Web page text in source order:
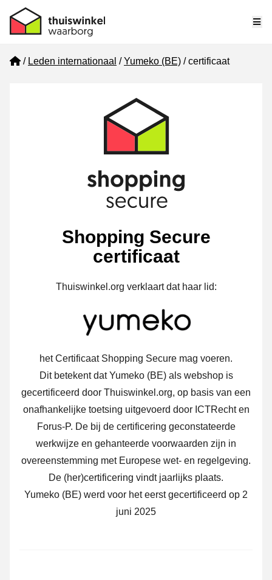
Home
Leden internationaal Yumeko (BE) certificaat
Shopping Secure
certificaat
Thuiswinkel.org verklaart dat haar lid:
het Certificaat Shopping Secure mag voeren.
Dit betekent dat Yumeko (BE) als webshop is
gecertificeerd door Thuiswinkel.org, op basis van een
onafhankelijke toetsing uitgevoerd door ICTRecht en
Forus-P. De bij de certificering geconstateerde
werkwijze en gehanteerde voorwaarden zijn in
overeenstemming met Europese wet- en regelgeving.
De (her)certificering vindt jaarlijks plaats.
Yumeko (BE) werd voor het eerst gecertificeerd op 2
juni 2025